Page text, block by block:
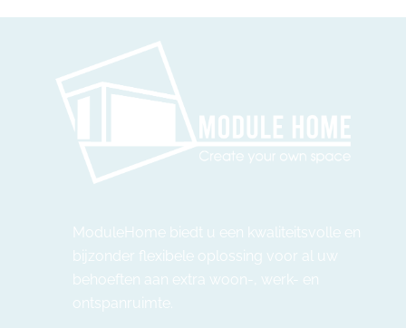
ModuleHome biedt u een kwaliteitsvolle en
bijzonder flexibele oplossing voor al uw
behoeften aan extra woon-, werk- en
ontspanruimte.